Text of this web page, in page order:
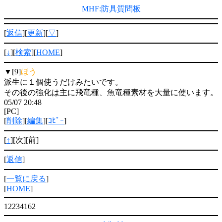
MHF:防具質問板
[返信][更新][▽]
[↓][検索][HOME]
▼[9]ほう
派生に１個使うだけみたいです。
その後の強化は主に飛竜種、魚竜種素材を大量に使います。
05/07 20:48
[PC]
[削除][編集][ｺﾋﾟｰ]
[↑][次][前]
[返信]
[一覧に戻る]
[HOME]
12234162